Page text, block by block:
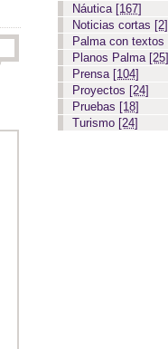
Náutica [167]
Noticias cortas [2]
Palma con textos
Planos Palma [25]
Prensa [104]
Proyectos [24]
Pruebas [18]
Turismo [24]